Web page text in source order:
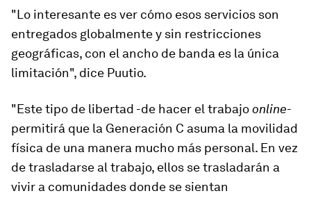
"Lo interesante es ver cómo esos servicios son
entregados globalmente y sin restricciones
geográficas, con el ancho de banda es la única
limitación", dice Puutio.
"Este tipo de libertad -de hacer el trabajoonline-
permitirá que la Generación C asuma la movilidad
física de una manera mucho más personal. En vez
de trasladarse al trabajo, ellos se trasladarán a
vivir a comunidades donde se sientan